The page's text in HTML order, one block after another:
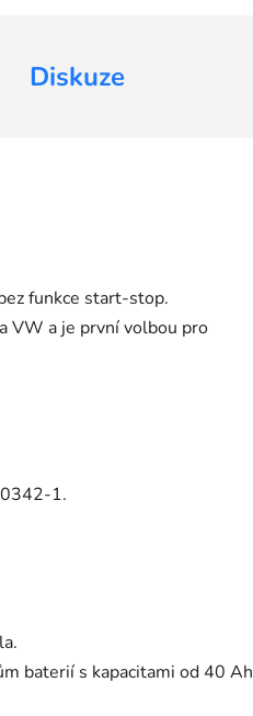
Diskuze
funkce start-stop.
VW a je první volbou pro
1.
baterií s kapacitami od 40 Ah